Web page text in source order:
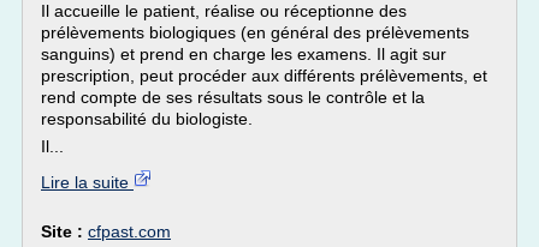
Il accueille le patient, réalise ou réceptionne des
prélèvements biologiques (en général des prélèvements
sanguins) et prend en charge les examens. Il agit sur
prescription, peut procéder aux différents prélèvements, et
rend compte de ses résultats sous le contrôle et la
responsabilité du biologiste.
Il...
Lire la suite
Site : cfpast.com